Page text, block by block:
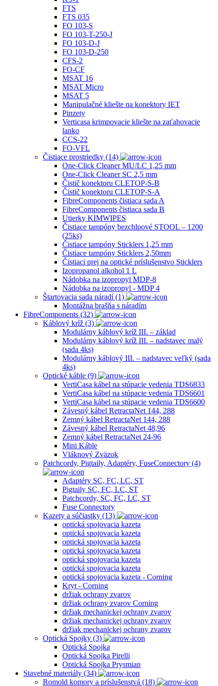
FTS
FTS 035
FO 103‐S
FO 103‐T-250-J
FO 103‐D‐J
FO 103‐D‐250
CFS‐2
FO-CF
MSAT 16
MSAT Micro
MSAT 5
Manipulačné kliešte na konektory IET
Pinzety
Verticasa krimpovacie kliešte na zaťahovacie
lanko
CCS-22
FO-VFL
Čistiace prostriedky (14)
One-Click Cleaner MU/LC 1,25 mm
One-Click Cleaner SC 2,5 mm
Čistič konektoru CLETOP-S-B
Čistič konektoru CLETOP-S-A
FibreComponents čistiaca sada A
FibreComponents čistiaca sada B
Utierky KIMWIPES
Čistiace tampóny bezchlpové STOOL – 1200
(25ks)
Čistiace tampóny Sticklers 1,25 mm
Čistiace tampóny Sticklers 2,50mm
Čistiaci prej na optické príslušenstvo Sticklers
Izopropanol alkohol 1 L
Nádobka na izopropyl MDP-8
Nádobka na izopropyl ‐ MDP 4
Štartovacia sada náradí (1)
Montážna brašňa s náradím
FibreComponents (32)
Káblový kríž (3)
Modulárny káblový kríž III. – základ
Modulárny káblový kríž III. – nadstavec malý
(sada 4ks)
Modulárny káblový III. – nadstavec veľký (sada
4ks)
Optické káble (9)
VertiCasa kábel na stúpacie vedenia TDS6833
VertiCasa kábel na stúpacie vedenia TDS6601
VertiCasa kábel na stúpacie vedenia TDS6600
Závesný kábel RetractaNet 144, 288
Zemný kábel RetractaNet 144, 288
Závesný kábel RetractaNet 48,96
Zemný kábel RetractaNet 24-96
Mini Káble
Vláknový Zväzok
Patchcordy, Pigtaily, Adaptéry, FuseConnectory (4)
Adaptéry SC, FC, LC, ST
Pigtaily SC, FC, LC, ST
Patchcordy, SC, FC, LC, ST
Fuse Connectory
Kazety a súčiastky (13)
optická spojovacia kazeta
optická spojovacia kazeta
optická spojovacia kazeta
optická spojovacia kazeta
optická spojovacia kazeta
optická spojovacia kazeta
optická spojovacia kazeta - Corning
Kryt - Corning
držiak ochrany zvarov
držiak ochrany zvarov Corning
držiak mechanickej ochrany zvarov
držiak mechanickej ochrany zvarov
držiak mechanickej ochrany zvarov
Optická Spojky (3)
Optická Spojka
Optická Spojka Pirelli
Optická Spojka Prysmian
Stavebné materiály (34)
Romold komory a príslušenstvá (18)